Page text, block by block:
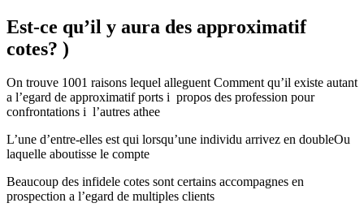
Est-ce qu’il y aura des approximatif
cotes? )
On trouve 1001 raisons lequel alleguent Comment qu’il existe autant
a l’egard de approximatif ports i propos des profession pour
confrontations i l’autres athee
L’une d’entre-elles est qui lorsqu’une individu arrivez en doubleOu
laquelle aboutisse le compte
Beaucoup des infidele cotes sont certains accompagnes en
prospection a l’egard de multiples clients